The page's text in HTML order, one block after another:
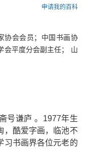
申请我的百科
协会会员；中国书画协
会平度分会副主任； 山
号谦庐 。1977年生
，酷爱字画，临池不
习书画界各位元老的